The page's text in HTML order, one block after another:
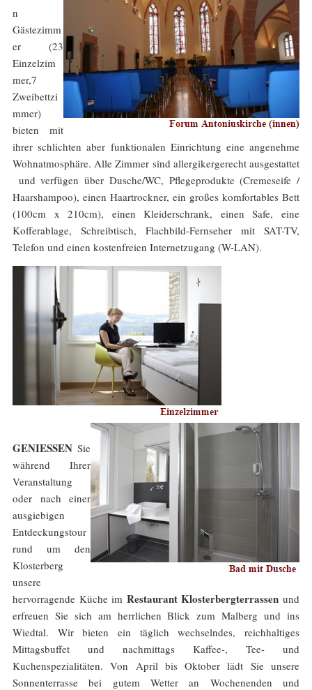
n
Gästezimm
er (23
Einzelzim
mer,7
Zweibettzi
mmer)
bieten mit
ihrer schlichten aber funktionalen Einrichtung eine angenehme
Wohnatmosphäre. Alle Zimmer sind allergikergerecht ausgestattet
und verfügen über Dusche/WC, Pflegeprodukte (Cremeseife /
Haarshampoo), einen Haartrockner, ein großes komfortables Bett
(100cm x 210cm), einen Kleiderschrank, einen Safe, eine
Kofferablage, Schreibtisch, Flachbild-Fernseher mit SAT-TV,
Telefon und einen kostenfreien Internetzugang (W-LAN).
GENIESSEN Sie
während Ihrer
Veranstaltung
oder nach einer
ausgiebigen
Entdeckungstour
rund um den
Klosterberg
unsere
hervorragende Küche im Restaurant Klosterbergterrassen und
erfreuen Sie sich am herrlichen Blick zum Malberg und ins
Wiedtal. Wir bieten ein täglich wechselndes, reichhaltiges
Mittagsbuffet und nachmittags Kaffee-, Tee- und
Kuchenspezialitäten. Von April bis Oktober lädt Sie unsere
Sonnenterrasse bei gutem Wetter an Wochenenden und